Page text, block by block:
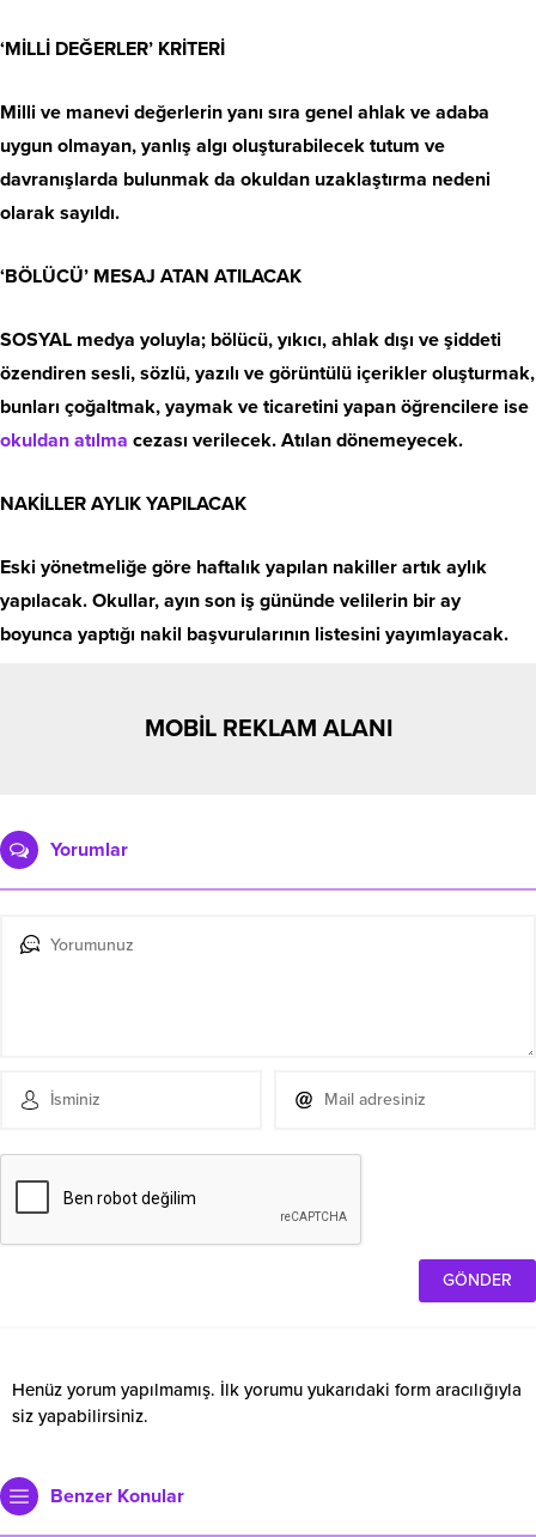
‘MİLLİ DEĞERLER’ KRİTERİ
Milli ve manevi değerlerin yanı sıra genel ahlak ve adaba
uygun olmayan, yanlış algı oluşturabilecek tutum ve
davranışlarda bulunmak da okuldan uzaklaştırma nedeni
olarak sayıldı.
‘BÖLÜCÜ’ MESAJ ATAN ATILACAK
SOSYAL medya yoluyla; bölücü, yıkıcı, ahlak dışı ve şiddeti
özendiren sesli, sözlü, yazılı ve görüntülü içerikler oluşturmak,
bunları çoğaltmak, yaymak ve ticaretini yapan öğrencilere ise
okuldan atılma cezası verilecek. Atılan dönemeyecek.
NAKİLLER AYLIK YAPILACAK
Eski yönetmeliğe göre haftalık yapılan nakiller artık aylık
yapılacak. Okullar, ayın son iş gününde velilerin bir ay
boyunca yaptığı nakil başvurularının listesini yayımlayacak.
MOBİL REKLAM ALANI
Yorumlar
Henüz yorum yapılmamış. İlk yorumu yukarıdaki form aracılığıyla
siz yapabilirsiniz.
Benzer Konular